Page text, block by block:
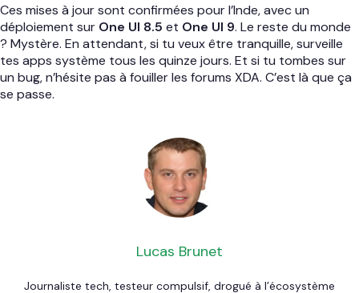
Ces mises à jour sont confirmées pour l’Inde, avec un
déploiement sur One UI 8.5 et One UI 9. Le reste du monde
? Mystère. En attendant, si tu veux être tranquille, surveille
tes apps système tous les quinze jours. Et si tu tombes sur
un bug, n’hésite pas à fouiller les forums XDA. C’est là que ça
se passe.
Lucas Brunet
Journaliste tech, testeur compulsif, drogué à l’écosystème